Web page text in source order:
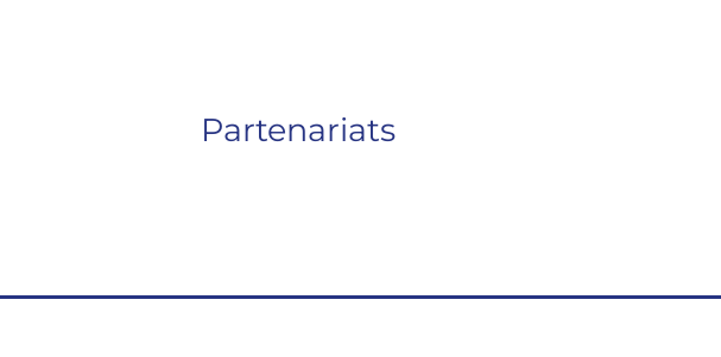
Partenariats